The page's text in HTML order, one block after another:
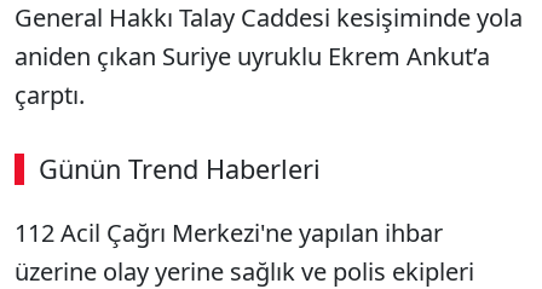
General Hakkı Talay Caddesi kesişiminde yola
aniden çıkan Suriye uyruklu Ekrem Ankut’a
çarptı.
Günün Trend Haberleri
112 Acil Çağrı Merkezi'ne yapılan ihbar
üzerine olay yerine sağlık ve polis ekipleri